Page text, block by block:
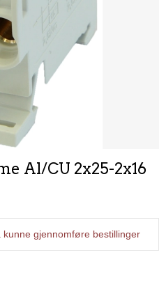
Al/CU 2x25-2x16
gjennomføre bestillinger